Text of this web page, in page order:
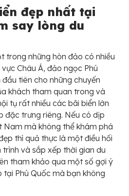
đẹp nhất tại
say lòng du
trong những hòn đảo có nhiều
Châu Á, đảo ngọc Phú
tiên cho những chuyến
khách tham quan trong và
tụ rất nhiều các bãi biển lớn
đặc trưng riêng. Nếu có dịp
Nam mà không thể khám phá
thì quả thực là một điều hối
trình và sắp xếp thời gian du
tham khảo qua một số gợi ý
tại Phú Quốc mà bạn không